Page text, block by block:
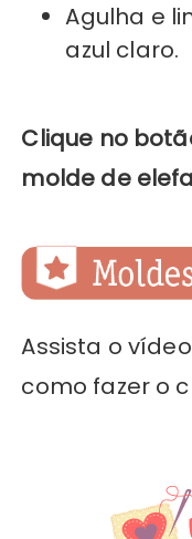
Agulha e
azul claro.
Clique no
molde de
Assista o
como fazer o